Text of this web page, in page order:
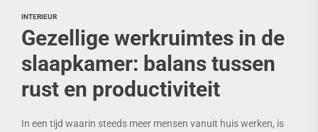
INTERIEUR
Gezellige werkruimtes in de
slaapkamer: balans tussen
rust en productiviteit
In een tijd waarin steeds meer mensen vanuit huis werken, is